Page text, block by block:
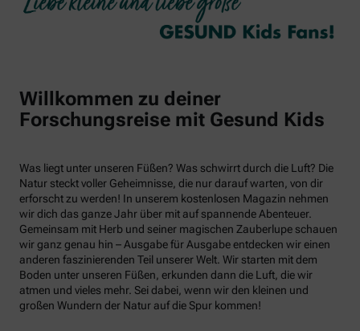
Willkommen zu deiner
Forschungsreise mit Gesund Kids
Was liegt unter unseren Füßen? Was schwirrt durch die Luft? Die
Natur steckt voller Geheimnisse, die nur darauf warten, von dir
erforscht zu werden! In unserem kostenlosen Magazin nehmen
wir dich das ganze Jahr über mit auf spannende Abenteuer.
Gemeinsam mit Herb und seiner magischen Zauberlupe schauen
wir ganz genau hin – Ausgabe für Ausgabe entdecken wir einen
anderen faszinierenden Teil unserer Welt. Wir starten mit dem
Boden unter unseren Füßen, erkunden dann die Luft, die wir
atmen und vieles mehr. Sei dabei, wenn wir den kleinen und
großen Wundern der Natur auf die Spur kommen!